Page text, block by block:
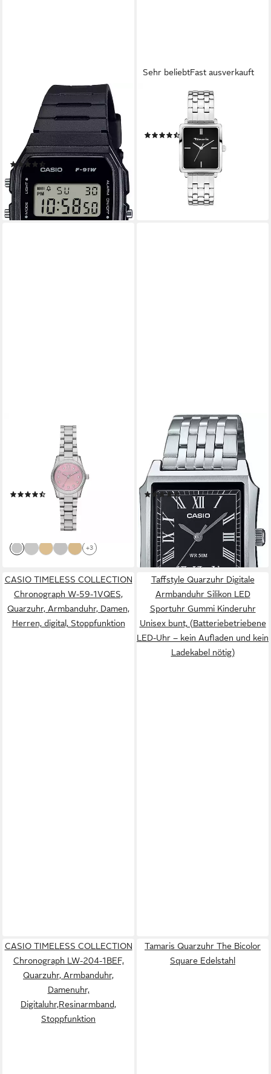
CASIO TIMELESS COLLECTION
Chronograph F-91WB-1AEF,
Quarzuhr, Armbanduhr,
Damenuhr, Herrenuhr,
Digitaluhr, Resinarmband
29,90 €
lieferbar - in 1-2 Werktagen bei dir
Sehr beliebtFast ausverkauft
Quarzuhr The Square
(23)
UVP99,95 €
lieferbar - in 4-5 Werktagen bei dir
MICHAEL KORS
Quarzuhr LEXINGTON
MK4996, Armbanduhr,
Damenuhr, Edelstahlarmband,
analog, Glassteine
(15)
UVP219,00 €
lieferbar - in 1-2 Werktagen bei dir
+3
CASIO TIMELESS COLLECTION
Quarzuhr MTP-B190D-1BVEF,
Armbanduhr, Damenuhr,
Herrenuhr, Edelstahlarmband,
analog
(6)
80,02 € UVP89,90 €
-11%
lieferbar - in 1-2 Werktagen bei dir
CASIO TIMELESS COLLECTION
Chronograph W-59-1VQES,
Quarzuhr, Armbanduhr, Damen,
Herren, digital, Stoppfunktion
Taffstyle Quarzuhr Digitale
Armbanduhr Silikon LED
Sportuhr Gummi Kinderuhr
Unisex bunt, (Batteriebetriebene
LED-Uhr – kein Aufladen und kein
Ladekabel nötig)
CASIO TIMELESS COLLECTION
Chronograph LW-204-1BEF,
Quarzuhr, Armbanduhr,
Damenuhr,
Digitaluhr,Resinarmband,
Stoppfunktion
Tamaris Quarzuhr The Bicolor
Square Edelstahl